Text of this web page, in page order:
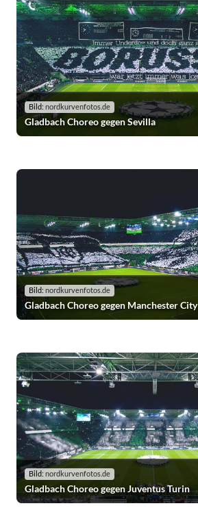
Bild: nordkurvenfotos.de
Gladbach Choreo gegen Sevilla
Bild: nordkurvenfotos.de
Gladbach Choreo gegen Manchester City
Bild: nordkurvenfotos.de
Gladbach Choreo gegen Juventus Turin